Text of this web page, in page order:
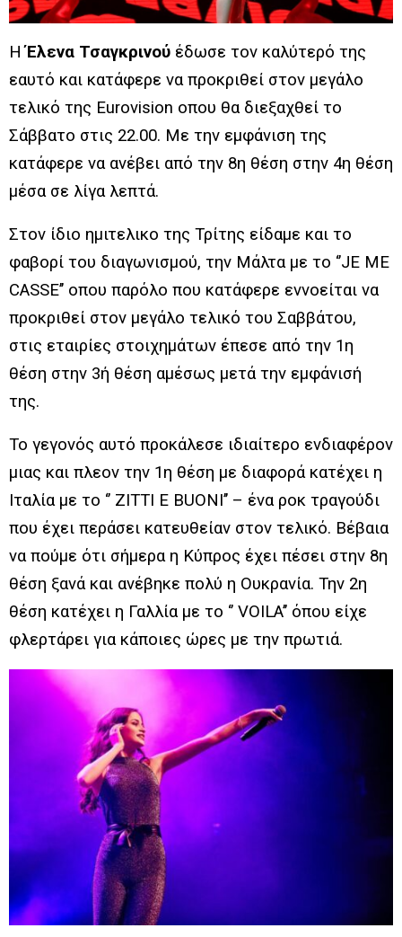
ΗΈλενα Τσαγκρινού έδωσε τον καλύτερό της
εαυτό και κατάφερε να προκριθεί στον μεγάλο
τελικό της Eurovision οπου θα διεξαχθεί το
Σάββατο στις 22.00. Με την εμφάνιση της
κατάφερε να ανέβει από την 8η θέση στην 4η θέση
μέσα σε λίγα λεπτά.
Στον ίδιο ημιτελικο της Τρίτης είδαμε και το
φαβορί του διαγωνισμού, την Μάλτα με το ‘’JE ME
CASSE’’ οπου παρόλο που κατάφερε εννοείται να
προκριθεί στον μεγάλο τελικό του Σαββάτου,
στις εταιρίες στοιχημάτων έπεσε από την 1η
θέση στην 3ή θέση αμέσως μετά την εμφάνισή
της.
Το γεγονός αυτό προκάλεσε ιδιαίτερο ενδιαφέρον
μιας και πλεον την 1η θέση με διαφορά κατέχει η
Ιταλία με το ‘’ ΖΙΤΤΙ E BUONI’’ – ένα ροκ τραγούδι
που έχει περάσει κατευθείαν στον τελικό. Βέβαια
να πούμε ότι σήμερα η Κύπρος έχει πέσει στην 8η
θέση ξανά και ανέβηκε πολύ η Ουκρανία. Την 2η
θέση κατέχει η Γαλλία με το ‘’ VOILA’’ όπου είχε
φλερτάρει για κάποιες ώρες με την πρωτιά.